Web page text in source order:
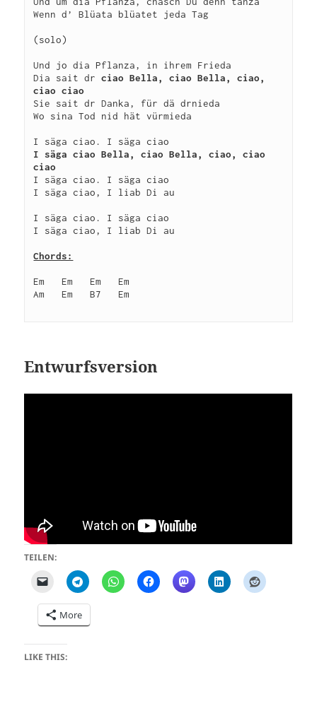
Wenn d’ Blüata blüatet jeda Tag
(solo)
Und jo dia Pflanza, in ihrem Frieda
Dia sait dr ciao Bella, ciao Bella, ciao,
ciao ciao
Sie sait dr Danka, für dä drnieda
Wo sina Tod nid hät vürmieda
I säga ciao Bella, ciao Bella, ciao, ciao
ciao
I säga ciao. I säga ciao
I säga ciao, I liab Di au
I säga ciao. I säga ciao
I säga ciao, I liab Di au
Chords:
Em   Em   Em   Em
Am   Em   B7   Em
Entwurfsversion
TEILEN:
More
LIKE THIS: